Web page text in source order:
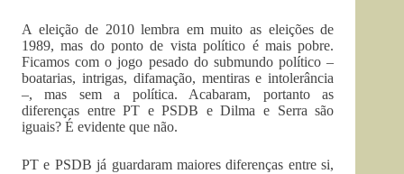
A eleição de 2010 lembra em muito as eleições de
1989, mas do ponto de vista político é mais pobre.
Ficamos com o jogo pesado do submundo político –
boatarias, intrigas, difamação, mentiras e intolerância
–, mas sem a política. Acabaram, portanto as
diferenças entre PT e PSDB e Dilma e Serra são
iguais? É evidente que não.
PT e PSDB já guardaram maiores diferenças entre si,